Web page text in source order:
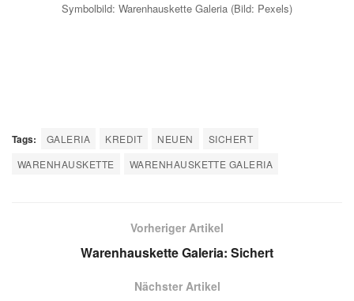
Symbolbild: Warenhauskette Galeria (Bild: Pexels)
Tags: GALERIA KREDIT NEUEN
SICHERT
WARENHAUSKETTE
WARENHAUSKETTE GALERIA
Vorheriger Artikel
Warenhauskette Galeria: Sichert
Nächster Artikel